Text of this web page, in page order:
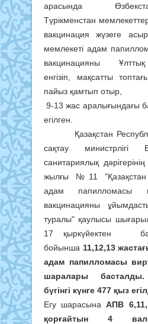
арасында
Түрікменстан
вакцинация жүзеге
мемлекеті адам
вакцинацияны Ұлттық
енгізіп, мақсатты
пайыз қамтып отыр,
9-13 жас аралығындағы
егілген.
Қазақстан
сақтау министрлігі
санитариялық
жылғы №11 "Қазақстан
адам папилломасы
вакцинацияны
туралы" қаулысы
17 қыркүйектен
бойынша 11,12,13
адам папилломасы
шаралары басталды.
бүгінгі күнге 477 қыз
Егу шарасынаАПВ
қорғайтын 4